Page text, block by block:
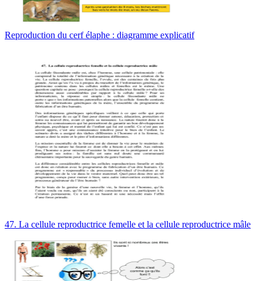
Reproduction du cerf élaphe : diagramme explicatif
47. La cellule reproductrice femelle et la cellule reproductrice mâle